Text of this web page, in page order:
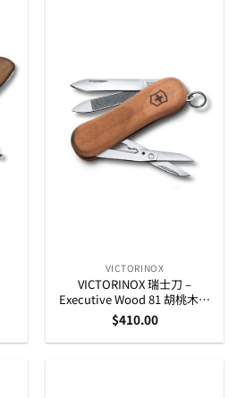
VICTORINOX
VICTORINOX 瑞士刀 –
Executive Wood 81 胡桃木刀
柄
$410.00